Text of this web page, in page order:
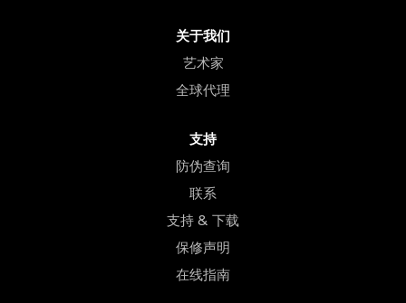
关于我们
艺术家
全球代理
支持
防伪查询
联系
支持 & 下载
保修声明
在线指南